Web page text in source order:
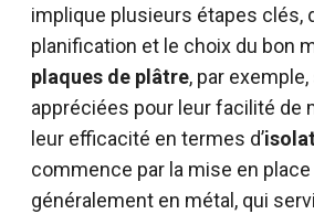
implique plusieurs étapes clés,
planification et le choix du bon
plaques de plâtre, par
appréciées pour leur facilité de
leur efficacité en termes d’
commence par la mise en place
généralement en métal, qui